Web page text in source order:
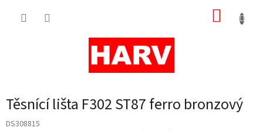
Těsnící lišta F302 ST87 ferro bronzový
DS308815